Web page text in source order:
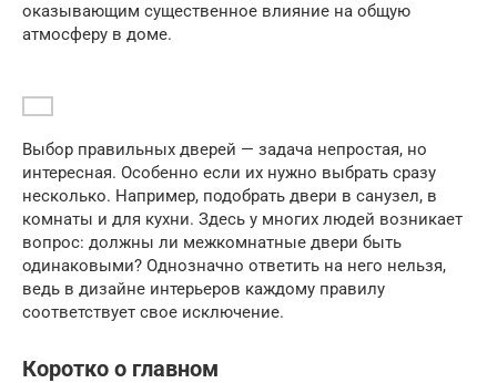
оказывающим существенное влияние на общую
атмосферу в доме.
Выбор правильных дверей — задача непростая, но
интересная. Особенно если их нужно выбрать сразу
несколько. Например, подобрать двери в санузел, в
комнаты и для кухни. Здесь у многих людей возникает
вопрос: должны ли межкомнатные двери быть
одинаковыми? Однозначно ответить на него нельзя,
ведь в дизайне интерьеров каждому правилу
соответствует свое исключение.
Коротко о главном